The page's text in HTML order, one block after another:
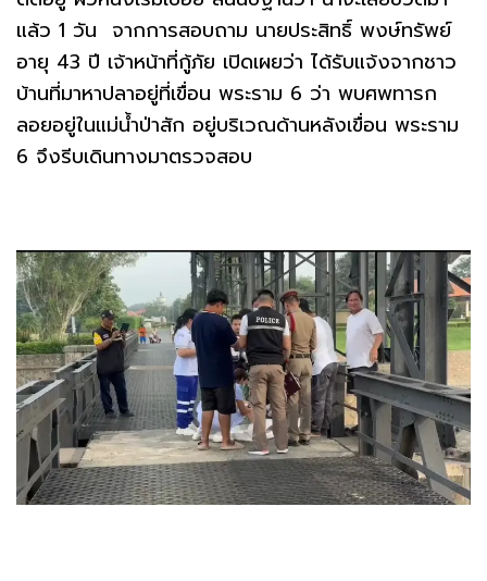
แล้ว 1 วัน จากการสอบถาม นายประสิทธิ์ พงษ์ทรัพย์
อายุ 43 ปี เจ้าหน้าที่กู้ภัย เปิดเผยว่า ได้รับแจ้งจากชาว
บ้านที่มาหาปลาอยู่ที่เขื่อน พระราม 6 ว่า พบศพทารก
ลอยอยู่ในแม่น้ำป่าสัก อยู่บริเวณด้านหลังเขื่อน พระราม
6 จึงรีบเดินทางมาตรวจสอบ